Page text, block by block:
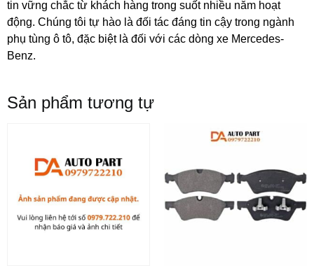
tin vững chắc từ khách hàng trong suốt nhiều năm hoạt
động. Chúng tôi tự hào là đối tác đáng tin cậy trong ngành
phụ tùng ô tô, đặc biệt là đối với các dòng xe Mercedes-
Benz.
Sản phẩm tương tự